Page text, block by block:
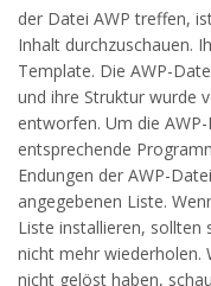
der Datei AWP treffen,
Inhalt durchzuschauen.
Template. Die AWP-
und ihre Struktur wurde
entworfen. Um die
entsprechende
Endungen der AWP-
angegebenen Liste.
Liste installieren, sollten
nicht mehr wiederholen.
nicht gelöst haben,